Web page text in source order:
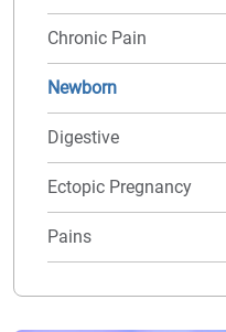
Chronic Pain
Newborn
Digestive
Ectopic Pregnancy
Pains